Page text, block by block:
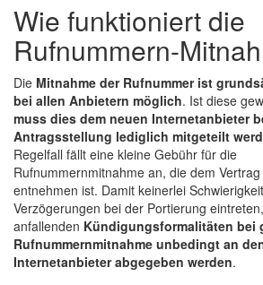
Wie funktioniert die
Rufnummern-
Die Mitnahme der Rufnummer ist
bei allen Anbietern möglich. Ist diese
muss dies dem neuen Internetanbieter
Antragsstellung lediglich mitgeteilt
Regelfall fällt eine kleine Gebühr für die
Rufnummernmitnahme an, die dem
entnehmen ist. Damit keinerlei
Verzögerungen bei der Portierung
anfallenden Kündigungsformalitäten bei
Rufnummernmitnahme unbedingt an
Internetanbieter abgegeben werden.